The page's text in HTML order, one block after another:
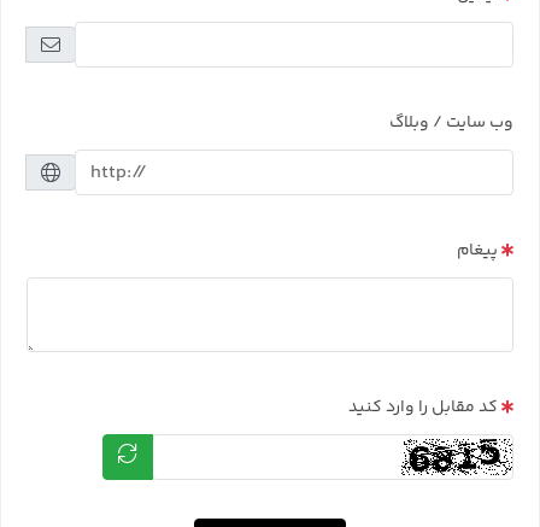
وب سایت / وبلاگ
پیغام
کد مقابل را وارد کنید